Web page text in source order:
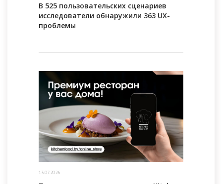
В 525 пользовательских сценариев
исследователи обнаружили 363 UX-
проблемы
13.07.2026